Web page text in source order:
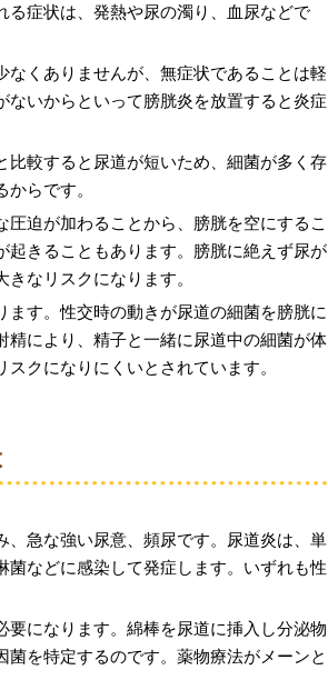
る症状は、発熱や尿の濁り、血尿などで
なくありませんが、無症状であることは軽
いからといって膀胱炎を放置すると炎症
比較すると尿道が短いため、細菌が多く存
らです。
圧迫が加わることから、膀胱を空にするこ
起きることもあります。膀胱に絶えず尿が
なリスクになります。
す。性交時の動きが尿道の細菌を膀胱に
精により、精子と一緒に尿道中の細菌が体
クになりにくいとされています。
、急な強い尿意、頻尿です。尿道炎は、単
などに感染して発症します。いずれも性
要になります。綿棒を尿道に挿入し分泌物
を特定するのです。薬物療法がメーンと